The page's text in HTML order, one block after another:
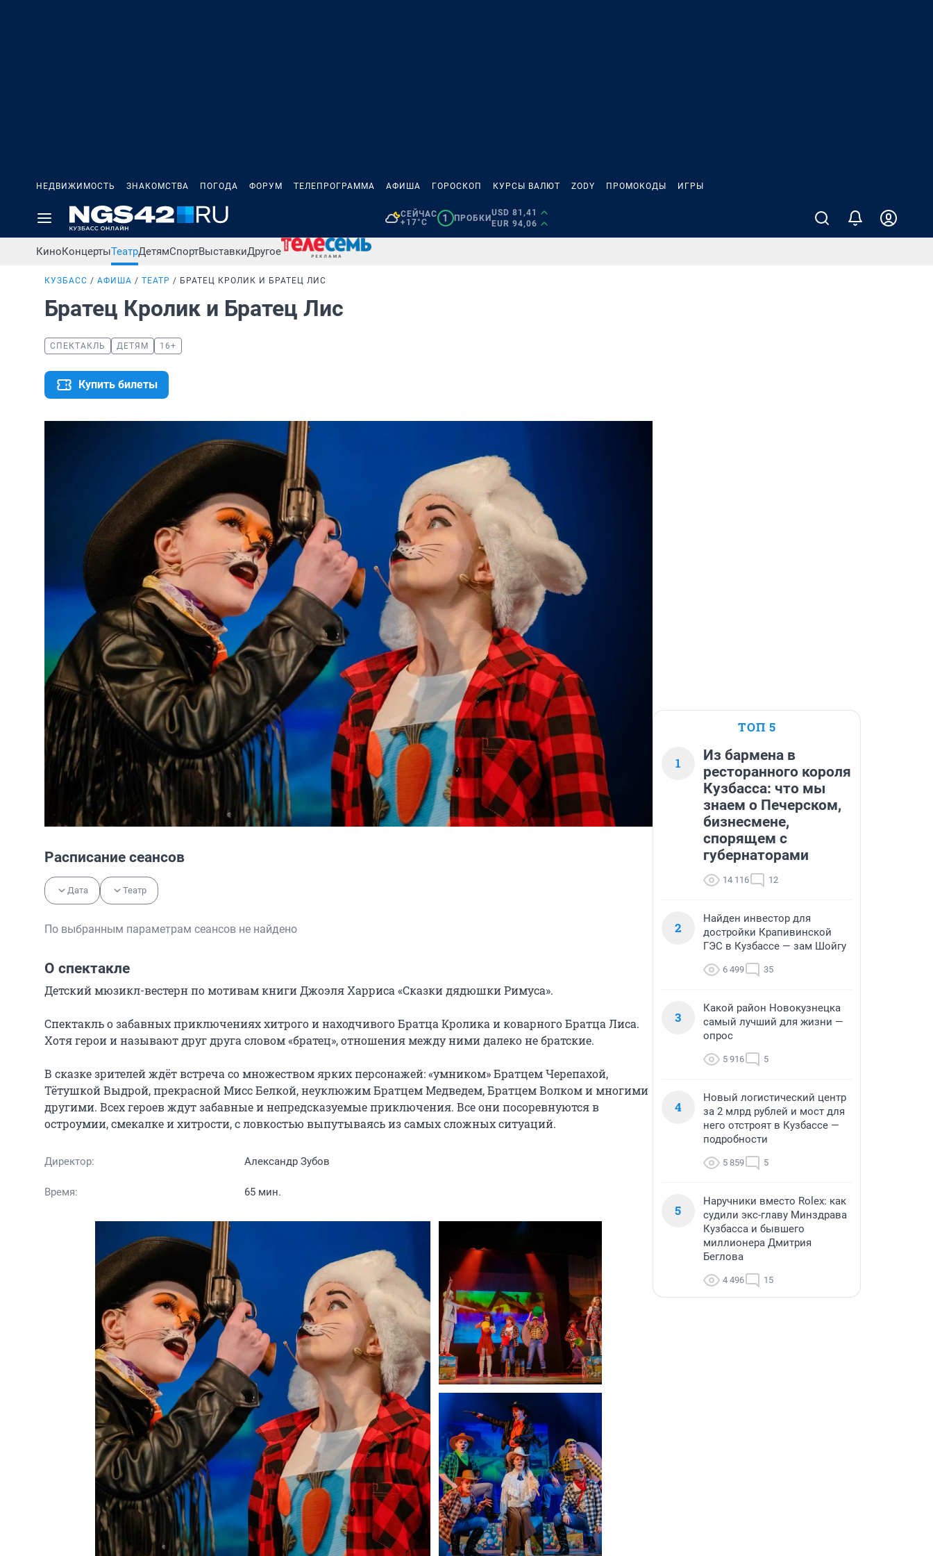
НЕДВИЖИМОСТЬ ЗНАКОМСТВА ПОГОДА ФОРУМ ТЕЛЕПРОГРАММА АФИША ГОРОСКОП КУРСЫ ВАЛЮТ ZODY ПРОМОКОДЫ ИГРЫ
СЕЙЧАС
+17°C
1 ПРОБКИ
USD 81,41
EUR 94,06
КиноКонцертыТеатрДетямСпортВыставкиДругое
КУЗБАСС АФИША ТЕАТР БРАТЕЦ КРОЛИК И БРАТЕЦ ЛИС
Братец Кролик и Братец Лис
СПЕКТАКЛЬ ДЕТЯМ 16+
Купить билеты
Расписание сеансов
Дата Театр
По выбранным параметрам сеансов не найдено
О спектакле
Детский мюзикл-вестерн по мотивам книги Джоэля Харриса «Сказки дядюшки Римуса».
Спектакль о забавных приключениях хитрого и находчивого Братца Кролика и коварного Братца Лиса.
Хотя герои и называют друг друга словом «братец», отношения между ними далеко не братские.
В сказке зрителей ждёт встреча со множеством ярких персонажей: «умником» Братцем Черепахой,
Тётушкой Выдрой, прекрасной Мисс Белкой, неуклюжим Братцем Медведем, Братцем Волком и многими
другими. Всех героев ждут забавные и непредсказуемые приключения. Все они посоревнуются в
остроумии, смекалке и хитрости, с ловкостью выпутываясь из самых сложных ситуаций.
Директор: Александр Зубов
Время: 65 мин.
ТОП 5
1
Из бармена в
ресторанного короля
Кузбасса: что мы
знаем о Печерском,
бизнесмене,
спорящем с
губернаторами
14 116 12
2
Найден инвестор для
достройки Крапивинской
ГЭС в Кузбассе — зам Шойгу
6 499 35
3
Какой район Новокузнецка
самый лучший для жизни —
опрос
5 916 5
4
Новый логистический центр
за 2 млрд рублей и мост для
него отстроят в Кузбассе —
подробности
5 859 5
5
Наручники вместо Rolex: как
судили экс-главу Минздрава
Кузбасса и бывшего
миллионера Дмитрия
Беглова
4 496 15